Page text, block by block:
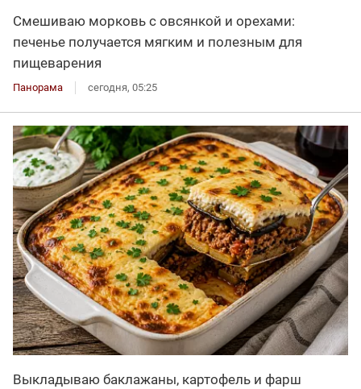
Смешиваю морковь с овсянкой и орехами:
печенье получается мягким и полезным для
пищеварения
Панорама сегодня, 05:25
Выкладываю баклажаны, картофель и фарш